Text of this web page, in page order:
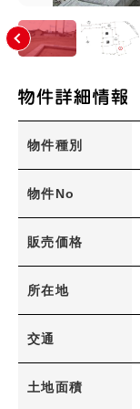
ま行
や行
その他のエリア
絞り込み条件
新着物件
間取り
物件種別
物件No
販売価格
所在地
交通
土地面積